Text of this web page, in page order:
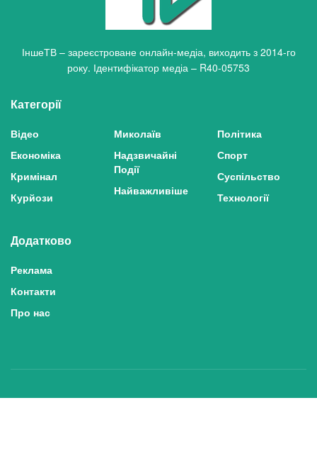
ІншеТВ – зареєстроване онлайн-медіа, виходить з 2014-го
року. Ідентифікатор медіа – R40-05753
Категорії
Відео
Економіка
Кримінал
Курйози
Миколаїв
Надзвичайні
Події
Найважливіше
Політика
Спорт
Суспільство
Технології
Додатково
Реклама
Контакти
Про нас
Політика конфіденційності та захисту персональних даних